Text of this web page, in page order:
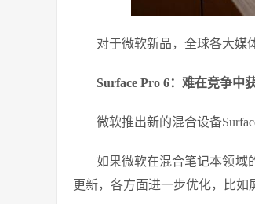
对于微软新品，全球各大媒
Surface Pro 6：难在竞争中
微软推出新的混合设备
如果微软在混合笔记本领域
更新，各方面进一步优化，比如